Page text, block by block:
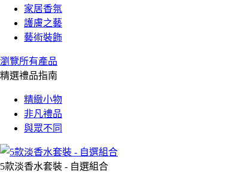
家居香氛
護膚之藝
藝術裝飾
瀏覽所有產品
精選禮品指南
精緻小物
非凡禮品
與眾不同
5款淡香水套裝 - 自選組合